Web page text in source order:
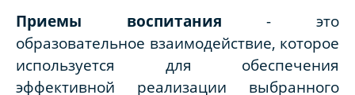
Приемы воспитания - это
образовательное взаимодействие, которое
используется для обеспечения
эффективной реализации выбранного